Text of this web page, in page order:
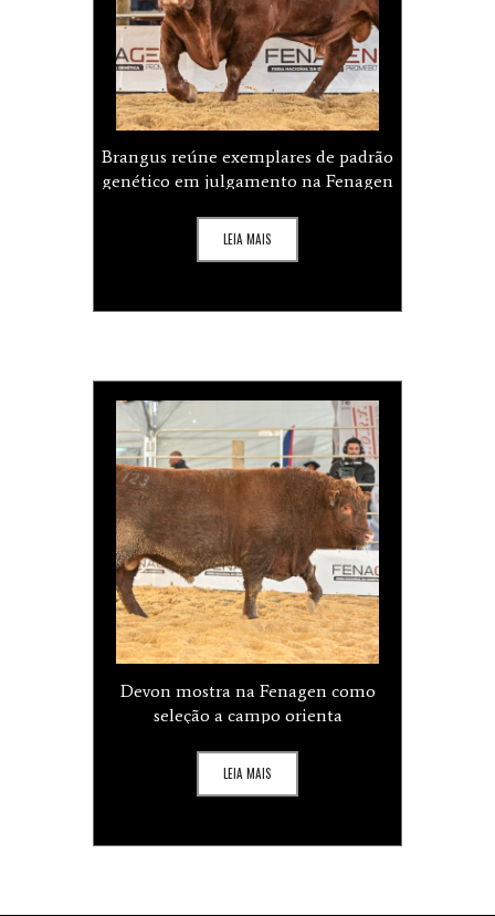
Brangus reúne exemplares de padrão
genético em julgamento na Fenagen
LEIA MAIS
Devon mostra na Fenagen como
seleção a campo orienta
LEIA MAIS